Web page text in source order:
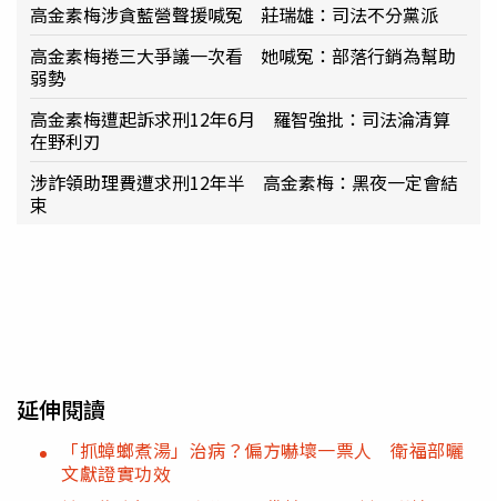
高金素梅涉貪藍營聲援喊冤 莊瑞雄：司法不分黨派
高金素梅捲三大爭議一次看 她喊冤：部落行銷為幫助
弱勢
高金素梅遭起訴求刑12年6月 羅智強批：司法淪清算
在野利刃
涉詐領助理費遭求刑12年半 高金素梅：黑夜一定會結
束
延伸閱讀
「抓蟑螂煮湯」治病？偏方嚇壞一票人 衛福部曬
文獻證實功效